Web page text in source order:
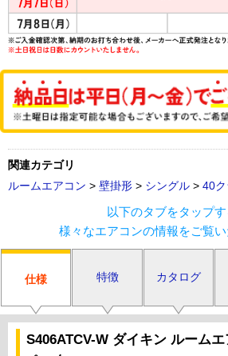
関連カテゴリ
ルームエアコン > 壁掛形 > シングル > 40ク
以下のタブをタップす
様々なエアコンの情報をご覧い
仕様 特徴 カタログ
S406ATCV-W ダイキン ルーム